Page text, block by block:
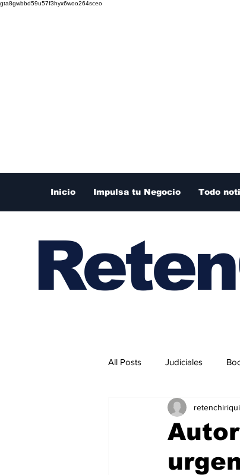
gta8gwbbd59u57f3hyx6woo264sceo
Inicio Impulsa tu Negocio Todo
All Posts Judiciales
Internacionales retenchiriqui